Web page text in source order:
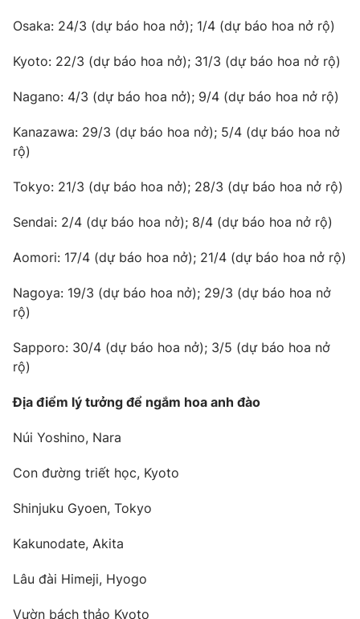
Theo dõi báo trên
Cơ quan chủ quản:Đài Truyền hình Việt Nam
Cơ quan báo chí:Thời báo VTV
cấp ngày 29/12/2023
Tổng Biên tập:
Nguyễn Trọng Ninh
Tổng đài VTV:024.38 355 931 - 024.38 355 932
Email:toasoan@vtv.vn
® Cấm sao chép dưới mọi hình thức nếu không có sự chấp
thông tin từ website này.
Osaka: 24/3 (dự báo hoa nở); 1/4 (dự báo hoa nở rộ)
Kyoto: 22/3 (dự báo hoa nở); 31/3 (dự báo hoa nở rộ)
Nagano: 4/3 (dự báo hoa nở); 9/4 (dự báo hoa nở rộ)
Kanazawa: 29/3 (dự báo hoa nở); 5/4 (dự báo hoa nở
rộ)
Tokyo: 21/3 (dự báo hoa nở); 28/3 (dự báo hoa nở rộ)
Sendai: 2/4 (dự báo hoa nở); 8/4 (dự báo hoa nở rộ)
Aomori: 17/4 (dự báo hoa nở); 21/4 (dự báo hoa nở rộ)
Nagoya: 19/3 (dự báo hoa nở); 29/3 (dự báo hoa nở
rộ)
Sapporo: 30/4 (dự báo hoa nở); 3/5 (dự báo hoa nở
rộ)
Địa điểm lý tưởng để ngắm hoa anh đào
Núi Yoshino, Nara
Con đường triết học, Kyoto
Shinjuku Gyoen, Tokyo
Kakunodate, Akita
Lâu đài Himeji, Hyogo
Vườn bách thảo Kyoto